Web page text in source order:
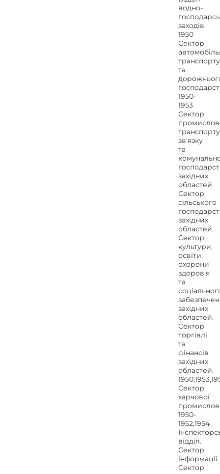
водно-
заходів.
1950
Сектор
транспорту
та
1950-
1953
Сектор
зв'язку
та
західних
областей
Сектор
сільського
західних
областей.
Сектор
культури,
освіти,
охорони
здоров'я
та
західних
областей.
Сектор
торгівлі
та
фінансів
західних
областей.
Сектор
харчової
1950-
1952,1954
відділ.
Сектор
інформації
Сектор